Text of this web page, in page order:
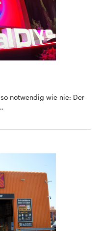
notwendig wie nie: Der